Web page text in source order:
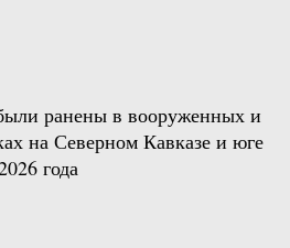
ранены в вооруженных и
на Северном Кавказе и юге
года